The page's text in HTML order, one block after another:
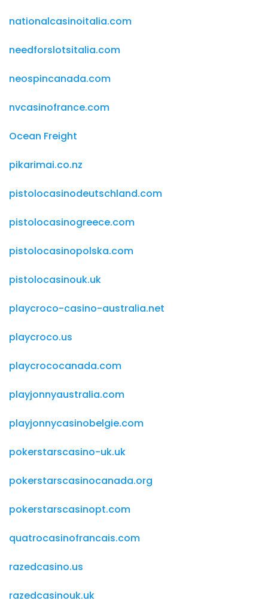
nationalcasinoitalia.com
needforslotsitalia.com
neospincanada.com
nvcasinofrance.com
Ocean Freight
pikarimai.co.nz
pistolocasinodeutschland.com
pistolocasinogreece.com
pistolocasinopolska.com
pistolocasinouk.uk
playcroco-casino-australia.net
playcroco.us
playcrococanada.com
playjonnyaustralia.com
playjonnycasinobelgie.com
pokerstarscasino-uk.uk
pokerstarscasinocanada.org
pokerstarscasinopt.com
quatrocasinofrancais.com
razedcasino.us
razedcasinouk.uk